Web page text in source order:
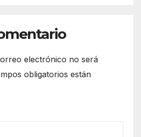
electrónico no será
obligatorios están